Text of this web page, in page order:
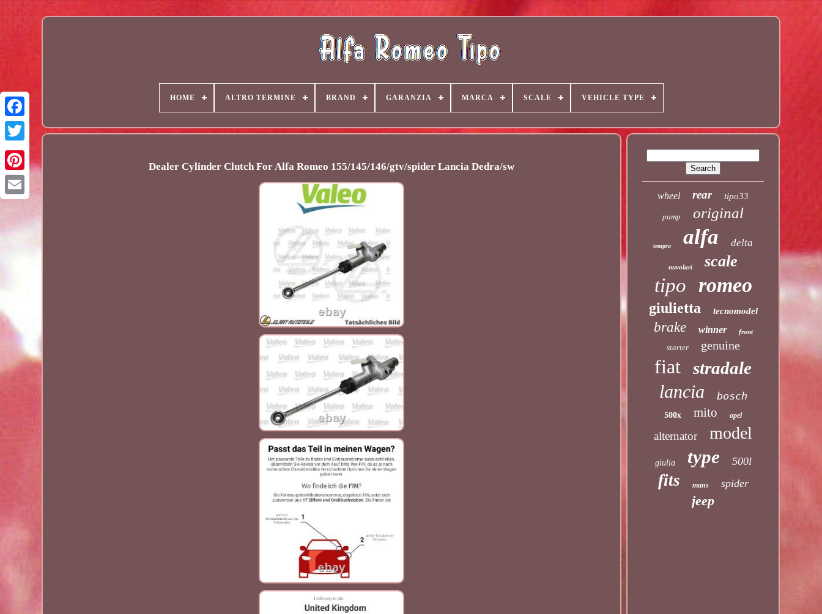
HOME ALTRO TERMINE BRAND GARANZIA MARCA SCALE VEHICLE TYPE
Dealer Cylinder Clutch For Alfa Romeo 155/145/146/gtv/spider Lancia Dedra/sw
wheel rear tipo33
pump original
tempra alfa delta
nuvolari scale
tipo romeo
giulietta tecnomodel
brake winner front
starter genuine
fiat stradale
lancia bosch
500x mito opel
alternator model
giulia type 500l
fits mans spider
jeep